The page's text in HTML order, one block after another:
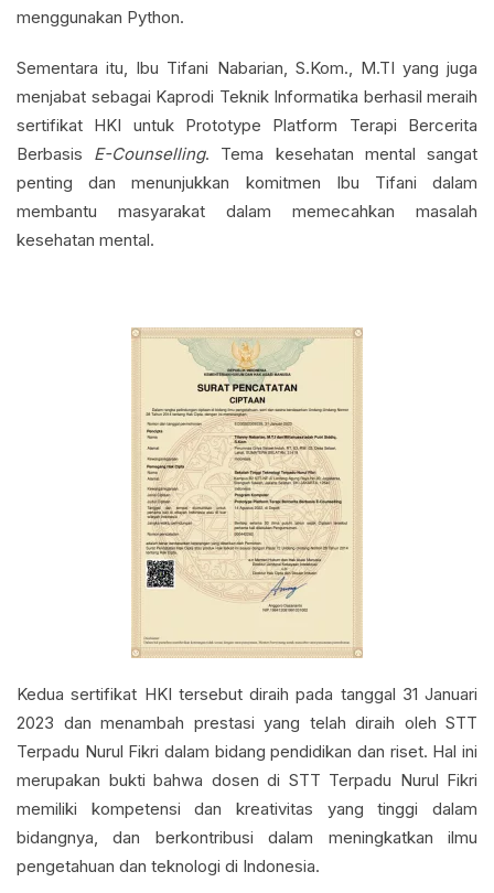
menggunakan Python.
Sementara itu, Ibu Tifani Nabarian, S.Kom., M.TI yang juga
menjabat sebagai Kaprodi Teknik Informatika berhasil meraih
sertifikat HKI untuk Prototype Platform Terapi Bercerita
Berbasis E-Counselling. Tema kesehatan mental sangat
penting dan menunjukkan komitmen Ibu Tifani dalam
membantu masyarakat dalam memecahkan masalah
kesehatan mental.
Kedua sertifikat HKI tersebut diraih pada tanggal 31 Januari
2023 dan menambah prestasi yang telah diraih oleh STT
Terpadu Nurul Fikri dalam bidang pendidikan dan riset. Hal ini
merupakan bukti bahwa dosen di STT Terpadu Nurul Fikri
memiliki kompetensi dan kreativitas yang tinggi dalam
bidangnya, dan berkontribusi dalam meningkatkan ilmu
pengetahuan dan teknologi di Indonesia.